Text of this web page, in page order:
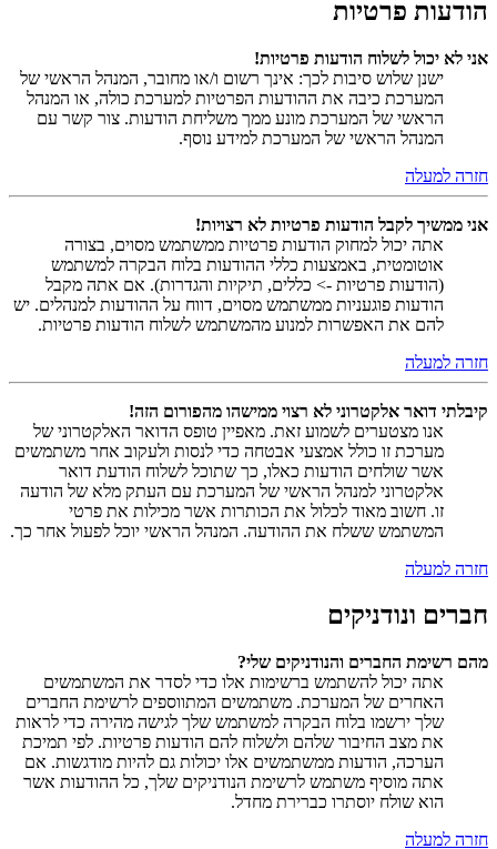
הודעות פרטיות
אני לא יכול לשלוח הודעות פרטיות!
ישנן שלוש סיבות לכך: אינך רשום ו/או מחובר, המנהל הראשי של
המערכת כיבה את ההודעות הפרטיות למערכת כולה, או המנהל
הראשי של המערכת מונע ממך משליחת הודעות. צור קשר עם
המנהל הראשי של המערכת למידע נוסף.
חזרה למעלה
אני ממשיך לקבל הודעות פרטיות לא רצויות!
אתה יכול למחוק הודעות פרטיות ממשתמש מסוים, בצורה
אוטומטית, באמצעות כללי ההודעות בלוח הבקרה למשתמש
(הודעות פרטיות -> כללים, תיקיות והגדרות). אם אתה מקבל
הודעות פוגעניות ממשתמש מסוים, דווח על ההודעות למנהלים. יש
להם את האפשרות למנוע מהמשתמש לשלוח הודעות פרטיות.
חזרה למעלה
קיבלתי דואר אלקטרוני לא רצוי ממישהו מהפורום הזה!
אנו מצטערים לשמוע זאת. מאפיין טופס הדואר האלקטרוני של
מערכת זו כולל אמצעי אבטחה כדי לנסות ולעקוב אחר משתמשים
אשר שולחים הודעות כאלו, כך שתוכל לשלוח הודעת דואר
אלקטרוני למנהל הראשי של המערכת עם העתק מלא של הודעה
זו. חשוב מאוד לכלול את הכותרות אשר מכילות את פרטי
המשתמש ששלח את ההודעה. המנהל הראשי יוכל לפעול אחר כך.
חזרה למעלה
חברים ונודניקים
מהם רשימת החברים והנודניקים שלי?
אתה יכול להשתמש ברשימות אלו כדי לסדר את המשתמשים
האחרים של המערכת. משתמשים המתווספים לרשימת החברים
שלך ירשמו בלוח הבקרה למשתמש שלך לגישה מהירה כדי לראות
את מצב החיבור שלהם ולשלוח להם הודעות פרטיות. לפי תמיכת
הערכה, הודעות ממשתמשים אלו יכולות גם להיות מודגשות. אם
אתה מוסיף משתמש לרשימת הנודניקים שלך, כל ההודעות אשר
הוא שולח יוסתרו כברירת מחדל.
חזרה למעלה